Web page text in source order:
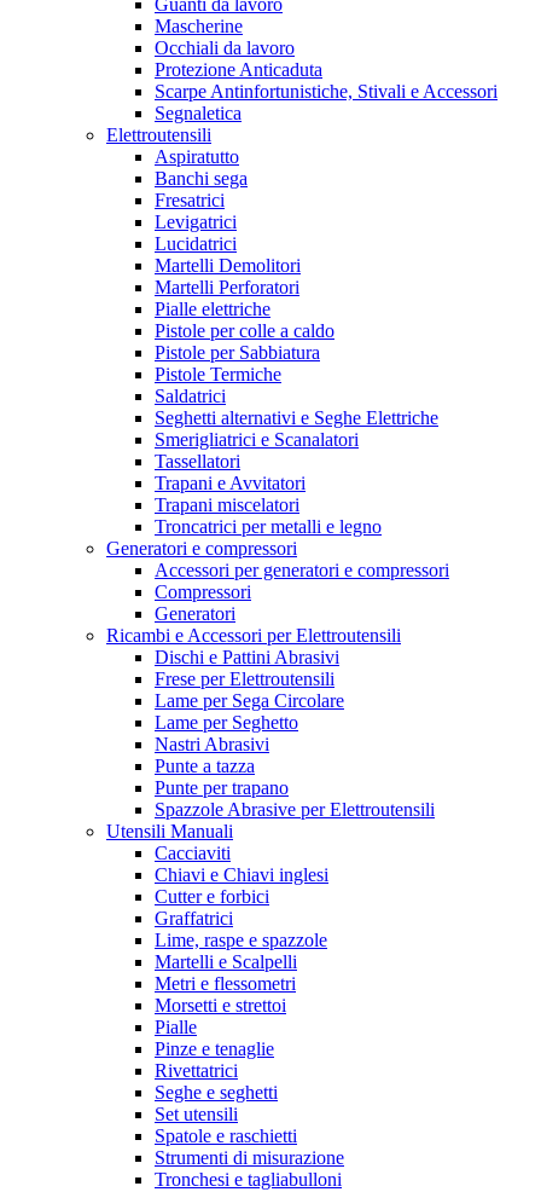
Guanti da lavoro
Mascherine
Occhiali da lavoro
Protezione Anticaduta
Scarpe Antinfortunistiche, Stivali e Accessori
Segnaletica
Elettroutensili
Aspiratutto
Banchi sega
Fresatrici
Levigatrici
Lucidatrici
Martelli Demolitori
Martelli Perforatori
Pialle elettriche
Pistole per colle a caldo
Pistole per Sabbiatura
Pistole Termiche
Saldatrici
Seghetti alternativi e Seghe Elettriche
Smerigliatrici e Scanalatori
Tassellatori
Trapani e Avvitatori
Trapani miscelatori
Troncatrici per metalli e legno
Generatori e compressori
Accessori per generatori e compressori
Compressori
Generatori
Ricambi e Accessori per Elettroutensili
Dischi e Pattini Abrasivi
Frese per Elettroutensili
Lame per Sega Circolare
Lame per Seghetto
Nastri Abrasivi
Punte a tazza
Punte per trapano
Spazzole Abrasive per Elettroutensili
Utensili Manuali
Cacciaviti
Chiavi e Chiavi inglesi
Cutter e forbici
Graffatrici
Lime, raspe e spazzole
Martelli e Scalpelli
Metri e flessometri
Morsetti e strettoi
Pialle
Pinze e tenaglie
Rivettatrici
Seghe e seghetti
Set utensili
Spatole e raschietti
Strumenti di misurazione
Tronchesi e tagliabulloni